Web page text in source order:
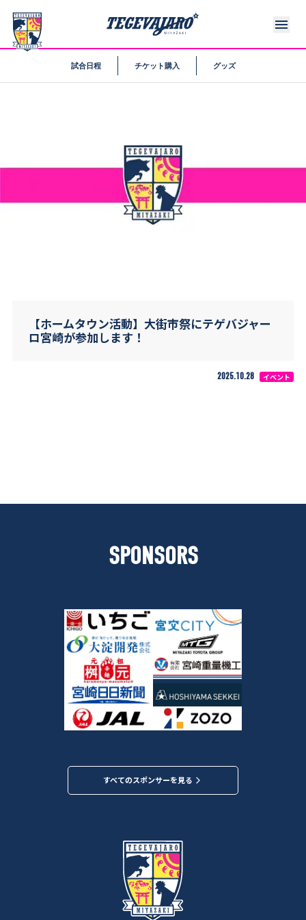
試合日程 チケット購入 グッズ
【ホームタウン活動】大街市祭にテゲバジャー
ロ宮崎が参加します！
2025.10.28 イベント
SPONSORS
すべてのスポンサーを見る